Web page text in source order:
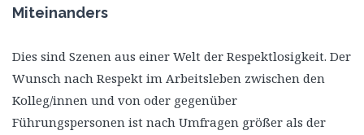
Miteinanders
Dies sind Szenen aus einer Welt der Respektlosigkeit. Der
Wunsch nach Respekt im Arbeitsleben zwischen den
Kolleg/innen und von oder gegenüber
Führungspersonen ist nach Umfragen größer als der